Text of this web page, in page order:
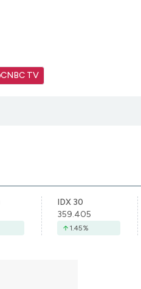
CNBC TV
IDX 30
359.405
1.45%